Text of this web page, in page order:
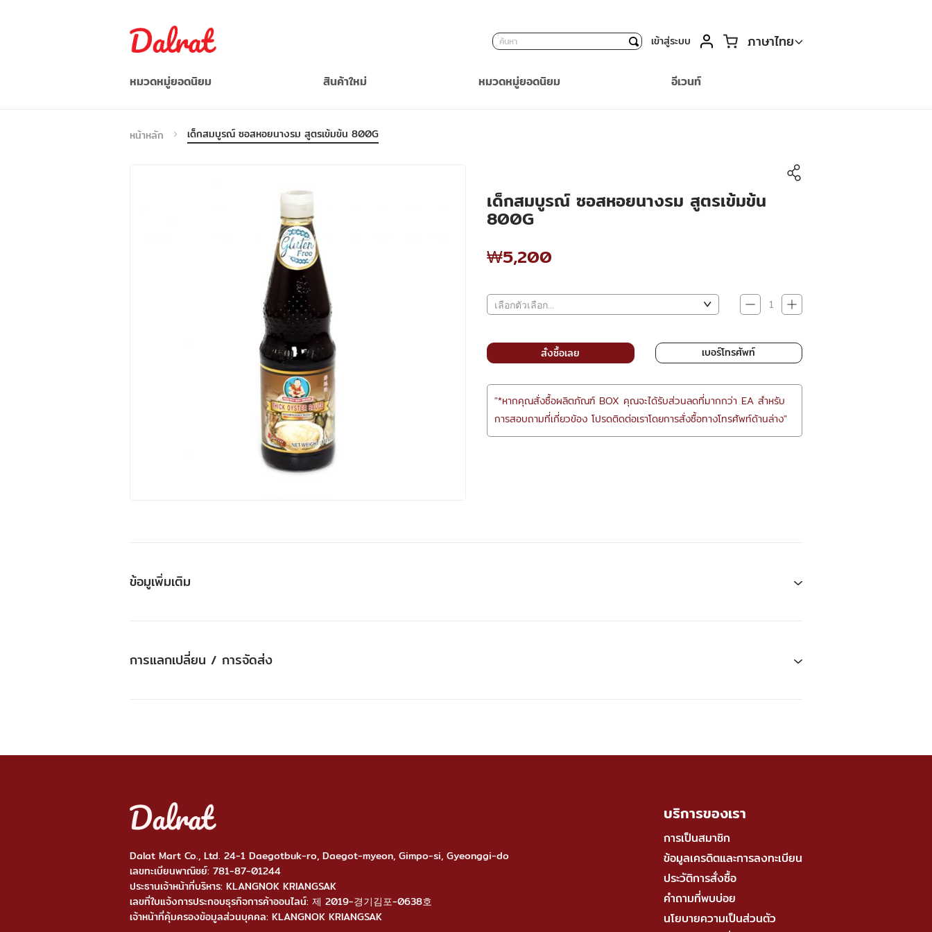
ตะกร้า
ค้นหาเข้าสู่ระบบ ภาษาไทย
หมวดหมู่ยอดนิยม
อาหาร/ผลไม้/ผัก
สินค้าใหม่ หมวดหมู่ยอดนิยม อีเวนท์
หน้าหลัก เด็กสมบูรณ์ ซอสหอยนางรม สูตรเข้มข้น 800G
เด็กสมบูรณ์ ซอสหอยนางรม สูตรเข้มข้น
800G
₩5,200
₩5,200
สั่งซื้อเลย เบอร์โทรศัพท์
"*หากคุณสั่งซื้อผลิตภัณฑ์ BOX คุณจะได้รับส่วนลดที่มากกว่า EA สำหรับ
การสอบถามที่เกี่ยวข้อง โปรดติดต่อเราโดยการสั่งซื้อทางโทรศัพท์ด้านล่าง"
ข้อมูเพิ่มเติม
การแลกเปลี่ยน / การจัดส่ง
Dalat Mart Co., Ltd. 24-1 Daegotbuk-ro, Daegot-myeon, Gimpo-si, Gyeonggi-do
เลขทะเบียนพาณิชย์: 781-87-01244
ประธานเจ้าหน้าที่บริหาร: KLANGNOK KRIANGSAK
เลขที่ใบแจ้งการประกอบธุรกิจการค้าออนไลน์: 제 2019-경기김포-0638호
เจ้าหน้าที่คุ้มครองข้อมูลส่วนบุคคล: KLANGNOK KRIANGSAK
บริการของเรา
การเป็นสมาชิก
ข้อมูลเครดิตและการลงทะเบียน
ประวัติการสั่งซื้อ
คำถามที่พบบ่อย
นโยบายความเป็นส่วนตัว